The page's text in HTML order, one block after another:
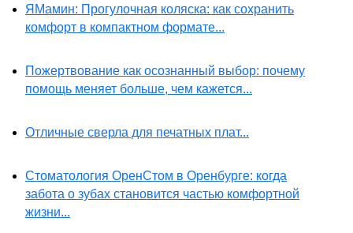
ЯМамин: Прогулочная коляска: как сохранить
комфорт в компактном формате...
Пожертвование как осознанный выбор: почему
помощь меняет больше, чем кажется...
Отличные сверла для печатных плат...
Стоматология ОренСтом в Оренбурге: когда
забота о зубах становится частью комфортной
жизни...